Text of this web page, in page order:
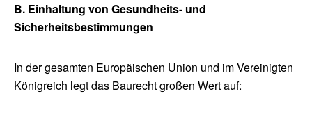
B. Einhaltung von Gesundheits- und
Sicherheitsbestimmungen
In der gesamten Europäischen Union und im Vereinigten
Königreich legt das Baurecht großen Wert auf: